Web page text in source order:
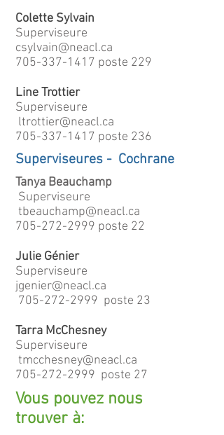
Colette Sylvain
Superviseure
csylvain@neacl.ca
705-337-1417 poste 229
Line Trottier
Superviseure
ltrottier@neacl.ca
705-337-1417 poste 236
Superviseures - Cochrane
Tanya Beauchamp
Superviseure
tbeauchamp@neacl.ca
705-272-2999 poste 22
Julie Génier
Superviseure
jgenier@neacl.ca
705-272-2999 poste 23
Tarra McChesney
Superviseure
tmcchesney@neacl.ca
705-272-2999 poste 27
Vous pouvez nous
trouver à: